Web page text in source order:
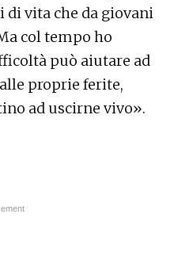
di vita che da giovani
col tempo ho
può aiutare ad
proprie ferite,
ad uscirne vivo».